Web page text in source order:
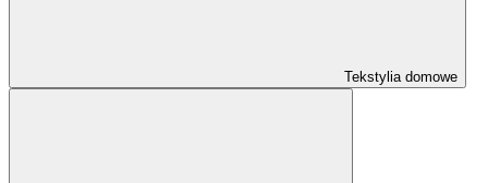
Tekstylia domowe